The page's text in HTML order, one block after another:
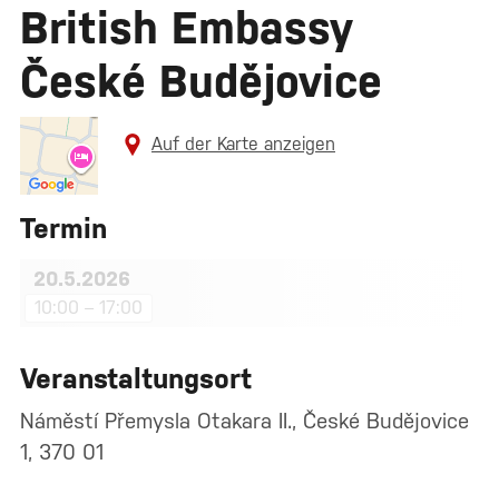
British Embassy
České Budějovice
Auf der Karte anzeigen
Termin
20.5.2026
10:00 – 17:00
Veranstaltungsort
Náměstí Přemysla Otakara II., České Budějovice
1, 370 01